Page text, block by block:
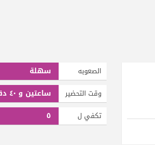
الصعوبه سهلة
وقت التحضير ساعتين و ٤٠ دقيقة
تكفي ل ٥